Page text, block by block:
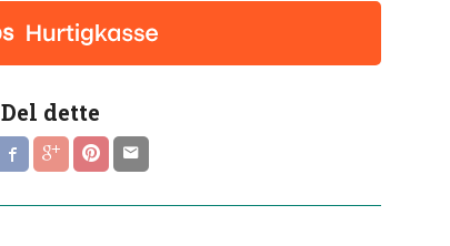
Del dette